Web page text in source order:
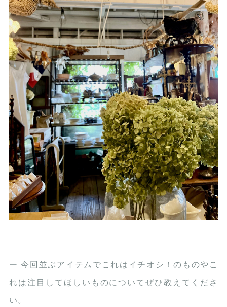
ー 今回並ぶアイテムでこれはイチオシ！のものやこ
れは注目してほしいものについてぜひ教えてくださ
い。